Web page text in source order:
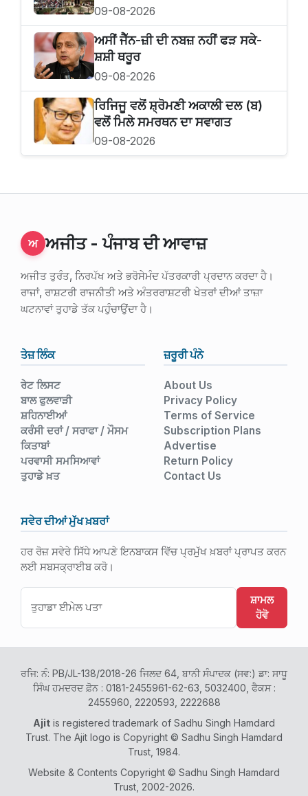
09-08-2026
ਅਸੀਂ ਜੈੱਨ-ਜ਼ੀ ਦੀ ਨਬਜ਼ ਨਹੀਂ ਫੜ ਸਕੇ-
ਸ਼ਸ਼ੀ ਥਰੂਰ
09-08-2026
ਰਿਜਿਜੂ ਵਲੋਂ ਸ਼੍ਰੋਮਣੀ ਅਕਾਲੀ ਦਲ (ਬ)
ਵਲੋਂ ਮਿਲੇ ਸਮਰਥਨ ਦਾ ਸਵਾਗਤ
09-08-2026
ਅ ਅਜੀਤ - ਪੰਜਾਬ ਦੀ ਆਵਾਜ਼
ਅਜੀਤ ਤੁਰੰਤ, ਨਿਰਪੱਖ ਅਤੇ ਭਰੋਸੇਮੰਦ ਪੱਤਰਕਾਰੀ ਪ੍ਰਦਾਨ ਕਰਦਾ ਹੈ।
ਰਾਜਾਂ, ਰਾਸ਼ਟਰੀ ਰਾਜਨੀਤੀ ਅਤੇ ਅੰਤਰਰਾਸ਼ਟਰੀ ਖੇਤਰਾਂ ਦੀਆਂ ਤਾਜ਼ਾ
ਘਟਨਾਵਾਂ ਤੁਹਾਡੇ ਤੱਕ ਪਹੁੰਚਾਉਂਦਾ ਹੈ।
ਤੇਜ਼ ਲਿੰਕ
ਰੇਟ ਲਿਸਟ
ਬਾਲ ਫੁਲਵਾੜੀ
ਸ਼ਹਿਨਾਈਆਂ
ਕਰੰਸੀ ਦਰਾਂ / ਸਰਾਫਾ / ਮੌਸਮ
ਕਿਤਾਬਾਂ
ਪਰਵਾਸੀ ਸਮਸਿਆਵਾਂ
ਤੁਹਾਡੇ ਖ਼ਤ
ਜ਼ਰੂਰੀ ਪੰਨੇ
About Us
Privacy Policy
Terms of Service
Subscription Plans
Advertise
Return Policy
Contact Us
ਸਵੇਰ ਦੀਆਂ ਮੁੱਖ ਖ਼ਬਰਾਂ
ਹਰ ਰੋਜ਼ ਸਵੇਰੇ ਸਿੱਧੇ ਆਪਣੇ ਇਨਬਾਕਸ ਵਿੱਚ ਪ੍ਰਮੁੱਖ ਖ਼ਬਰਾਂ ਪ੍ਰਾਪਤ ਕਰਨ
ਲਈ ਸਬਸਕ੍ਰਾਈਬ ਕਰੋ।
ਸ਼ਾਮਲ
ਹੋਵੋ
ਰਜਿ: ਨੰ: PB/JL-138/2018-26 ਜਿਲਦ 64, ਬਾਨੀ ਸੰਪਾਦਕ (ਸਵ:) ਡਾ: ਸਾਧੂ
ਸਿੰਘ ਹਮਦਰਦ ਫ਼ੋਨ : 0181-2455961-62-63, 5032400, ਫੈਕਸ :
2455960, 2220593, 2222688
Ajit is registered trademark of Sadhu Singh Hamdard
Trust. The Ajit logo is Copyright © Sadhu Singh Hamdard
Trust, 1984.
Website & Contents Copyright © Sadhu Singh Hamdard
Trust, 2002-2026.